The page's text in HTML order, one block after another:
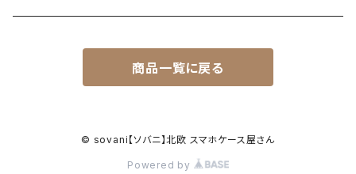
シンプル・幾何学模様
名入れが出来るデザイン
透明・クリアグリップケース
強化ガラス（9H）ケース
iPhone 15 / 14 シリーズ
iPhone 13 / 12 ～以前
商品一覧に戻る
© sovani【ソバニ】北欧 スマホケース屋さん
Powered by